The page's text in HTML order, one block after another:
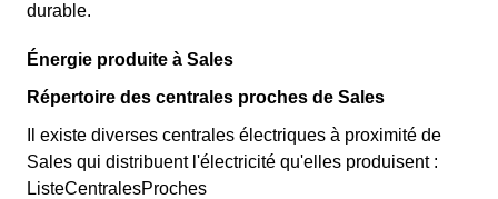
durable.
Énergie produite à Sales
Répertoire des centrales proches de Sales
Il existe diverses centrales électriques à proximité de
Sales qui distribuent l'électricité qu'elles produisent :
ListeCentralesProches